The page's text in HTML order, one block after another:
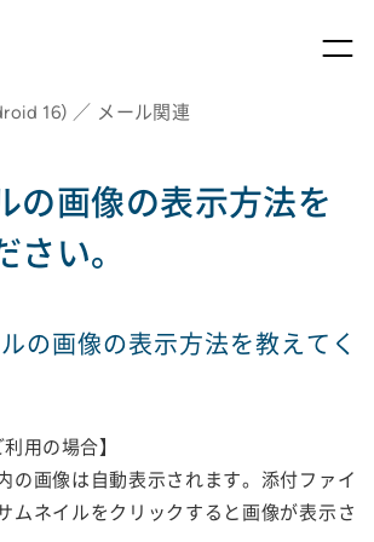
16) ／ メール関連
の画像の表示方法を
さい。
の画像の表示方法を教えてく
利用の場合】
の画像は自動表示されます。添付ファイ
ムネイルをクリックすると画像が表示さ